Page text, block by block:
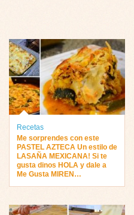
Recetas
Me sorprendes con este
PASTEL AZTECA Un estilo de
LASAÑA MEXICANA! Si te
gusta dinos HOLA y dale a
Me Gusta MIREN…